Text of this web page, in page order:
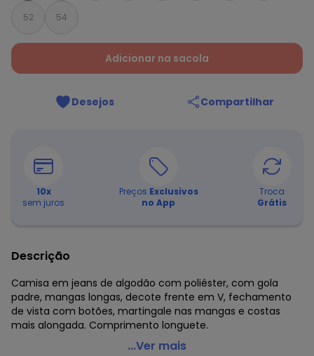
52 54
Adicionar na sacola
Desejos Compartilhar
10x
sem juros
Preços Exclusivos
no App
Troca
Grátis
Descrição
Camisa em jeans de algodão com poliéster, com gola
padre, mangas longas, decote frente em V, fechamento
de vista com botões, martingale nas mangas e costas
mais alongada. Comprimento longuete.
bonprix - Camisa Jeans Gola de Padre Azul Claro
...Ver mais